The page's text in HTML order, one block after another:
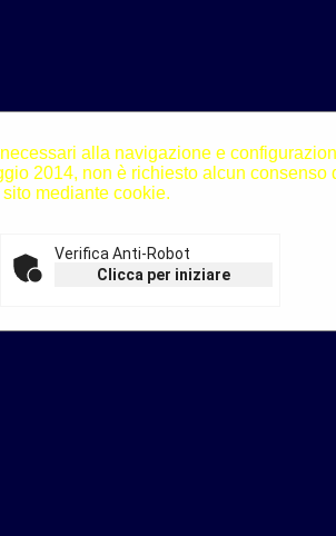
alla navigazione e
2014, non è richiesto alcun consenso
mediante cookie.
Verifica Anti-Robot
Clicca per iniziare